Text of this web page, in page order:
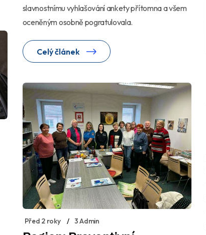
slavnostnímu vyhlašování ankety přítomna a všem
oceněným osobně pogratulovala.
Celý článek
Před 2 roky 3 Admin